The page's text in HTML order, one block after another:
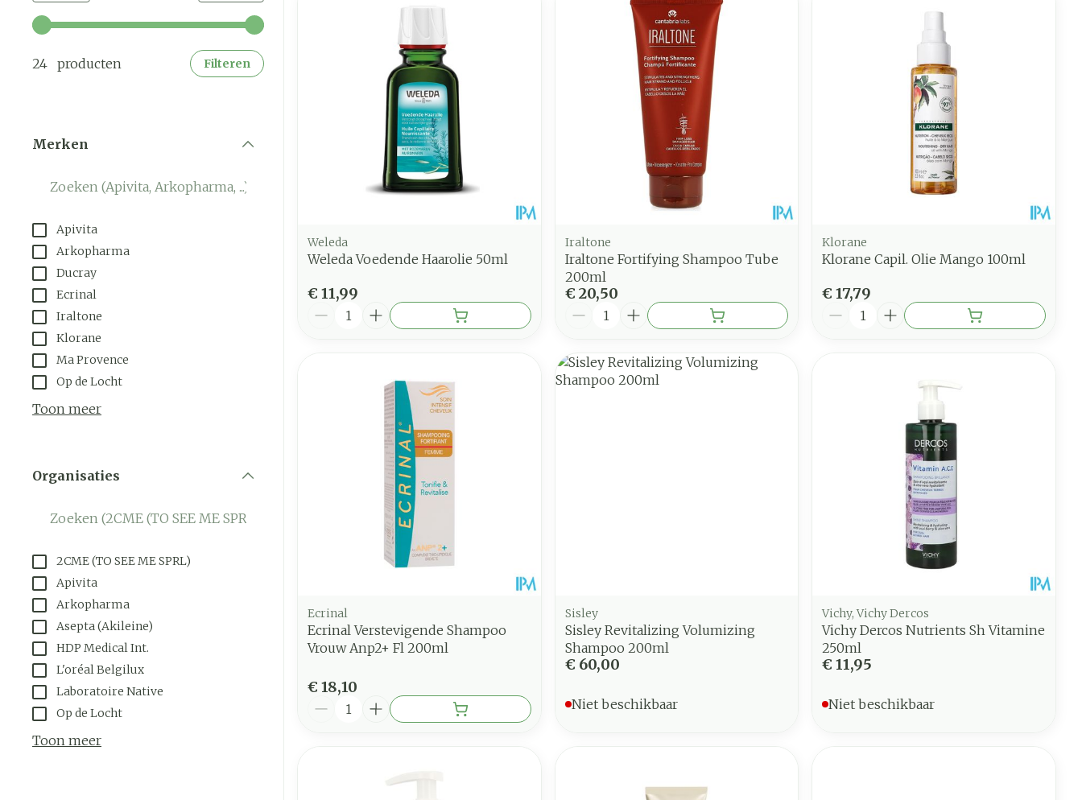
Gebruik de pijltjestoetsen links en rechts om de minimale en maximale prijswaarden aan te passen.
24 producten Filteren
Merken
Apivita
Arkopharma
Ducray
Ecrinal
Iraltone
Klorane
Ma Provence
Op de Locht
Toon meer
Organisaties
2CME (TO SEE ME SPRL)
Apivita
Arkopharma
Asepta (Akileine)
HDP Medical Int.
L'oréal Belgilux
Laboratoire Native
Op de Locht
Toon meer
Weleda
Weleda Voedende Haarolie 50ml
€ 11,99
Aantal
Iraltone
Iraltone Fortifying Shampoo Tube
200ml
€ 20,50
Aantal
Klorane
Klorane Capil. Olie Mango 100ml
€ 17,79
Aantal
Ecrinal
Ecrinal Verstevigende Shampoo
Vrouw Anp2+ Fl 200ml
€ 18,10
Aantal
Sisley
Sisley Revitalizing Volumizing
Shampoo 200ml
€ 60,00
Niet beschikbaar
Vichy, Vichy Dercos
Vichy Dercos Nutrients Sh Vitamine
250ml
€ 11,95
Niet beschikbaar